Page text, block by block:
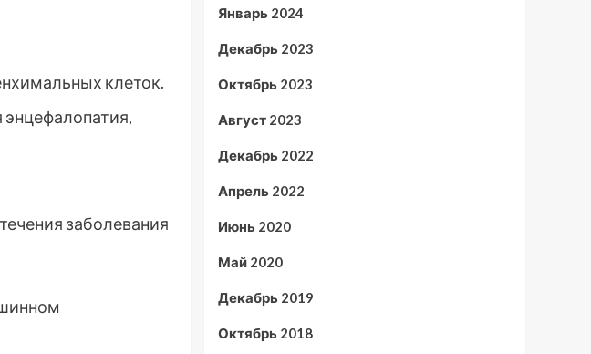
клеток.
Январь 2024
Декабрь 2023
Октябрь 2023
Август 2023
Декабрь 2022
Апрель 2022
Июнь 2020
Май 2020
Декабрь 2019
Октябрь 2018